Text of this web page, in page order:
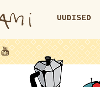
UUDISED